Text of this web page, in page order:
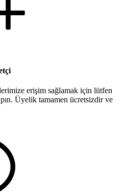
erişim sağlamak için lütfen
Üyelik tamamen ücretsizdir ve